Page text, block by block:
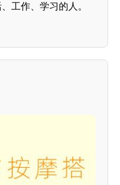
工作、学习的人。